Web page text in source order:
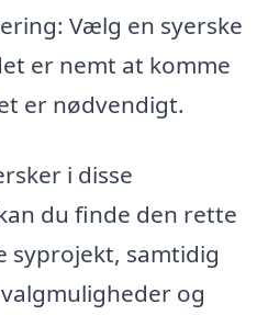
Vælg en syerske
er nemt at komme
er nødvendigt.
i disse
du finde den rette
samtidig
og